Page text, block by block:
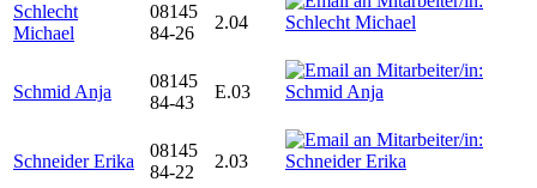
Schlecht
Michael
08145
84-26
2.04
Schmid Anja
08145
84-43
E.03
Schneider Erika
08145
84-22
2.03